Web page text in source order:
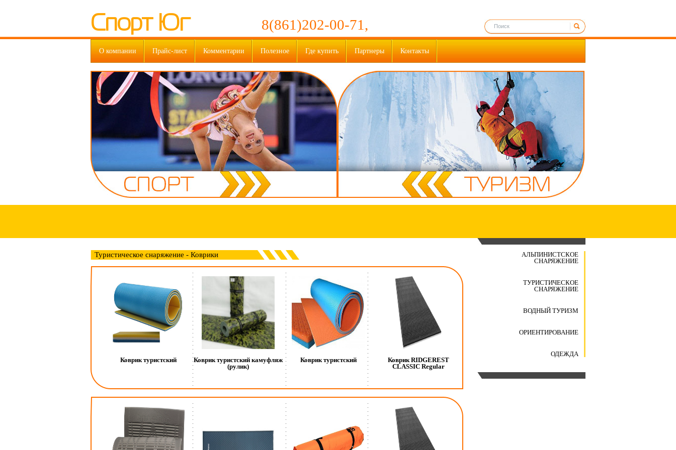
Спорт Юг 8(861)202-00-71,
О компании Прайс-лист Комментарии Полезное Где купить Партнеры Контакты
АЛЬПИНИСТСКОЕ
СНАРЯЖЕНИЕ
ТУРИСТИЧЕСКОЕ
СНАРЯЖЕНИЕ
ВОДНЫЙ ТУРИЗМ
ОРИЕНТИРОВАНИЕ
ОДЕЖДА
Туристическое снаряжение - Коврики
Коврик туристский
Коврик туристский камуфляж
(рулик)
Коврик туристский
Коврик RIDGEREST
CLASSIC Regular